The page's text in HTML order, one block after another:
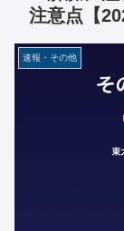
注意点【
速報・その他